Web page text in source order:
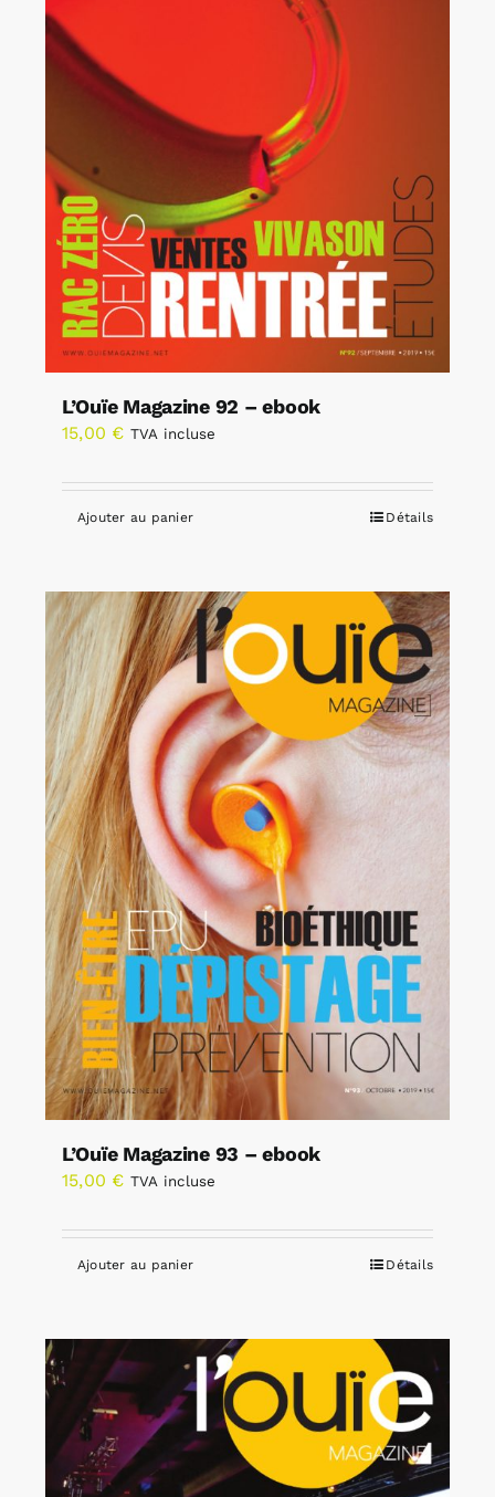
L’Ouïe Magazine 92 – ebook
15,00 € TVA incluse
Ajouter au panier Détails
L’Ouïe Magazine 93 – ebook
15,00 € TVA incluse
Ajouter au panier Détails